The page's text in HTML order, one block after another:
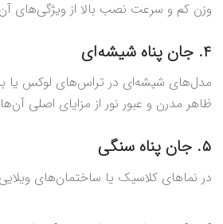
وزن کم و سرعت نصب بالا از ویژگی‌های
۴. جان پناه شیشه‌ای
مدل‌های شیشه‌ای در تراس‌های لوکس یا
ظاهر مدرن و عبور نور از مزایای اصلی
۵. جان پناه سنگی
در نماهای کلاسیک یا ساختمان‌های